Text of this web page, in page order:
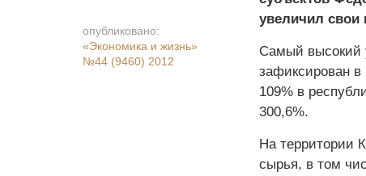
опубликовано:
«Экономика и жизнь»
№44 (9460) 2012
увеличил свои
Самый высокий
зафиксирован в
109% в
300,6%.
На территории
сырья, в том